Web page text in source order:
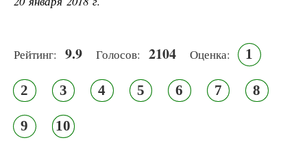
Рейтинг: 9.9 Голосов: 2104 Оценка: 1
2 3 4 5 6 7 8
9 10